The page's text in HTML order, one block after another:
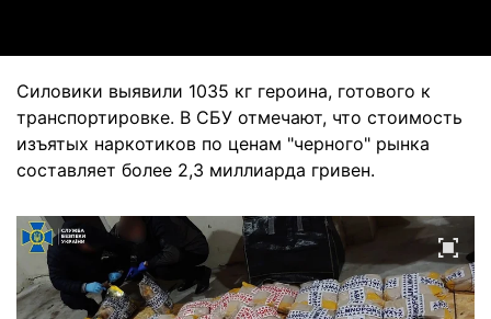
Силовики выявили 1035 кг героина, готового к
транспортировке. В СБУ отмечают, что стоимость
изъятых наркотиков по ценам "черного" рынка
составляет более 2,3 миллиарда гривен.